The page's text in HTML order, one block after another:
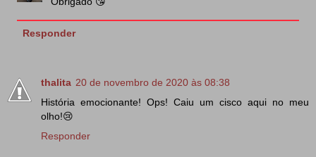
Responder
thalita 20 de novembro de 2020 às 08:38
História emocionante! Ops! Caiu um cisco aqui no meu
olho!😢
Responder